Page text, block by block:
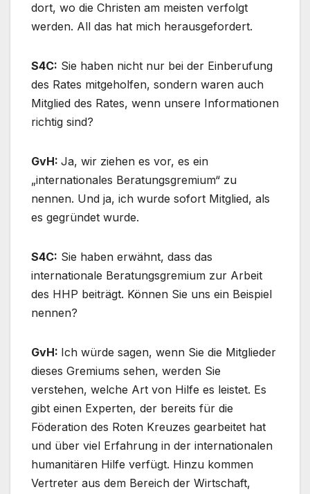
dort, wo die Christen am meisten verfolgt
werden. All das hat mich herausgefordert.
S4C: Sie haben nicht nur bei der Einberufung
des Rates mitgeholfen, sondern waren auch
Mitglied des Rates, wenn unsere Informationen
richtig sind?
GvH: Ja, wir ziehen es vor, es ein
„internationales Beratungsgremium“ zu
nennen. Und ja, ich wurde sofort Mitglied, als
es gegründet wurde.
S4C: Sie haben erwähnt, dass das
internationale Beratungsgremium zur Arbeit
des HHP beiträgt. Können Sie uns ein Beispiel
nennen?
GvH: Ich würde sagen, wenn Sie die Mitglieder
dieses Gremiums sehen, werden Sie
verstehen, welche Art von Hilfe es leistet. Es
gibt einen Experten, der bereits für die
Föderation des Roten Kreuzes gearbeitet hat
und über viel Erfahrung in der internationalen
humanitären Hilfe verfügt. Hinzu kommen
Vertreter aus dem Bereich der Wirtschaft,